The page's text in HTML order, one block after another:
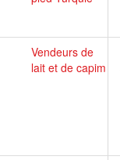
Vendeurs de
lait et de capim